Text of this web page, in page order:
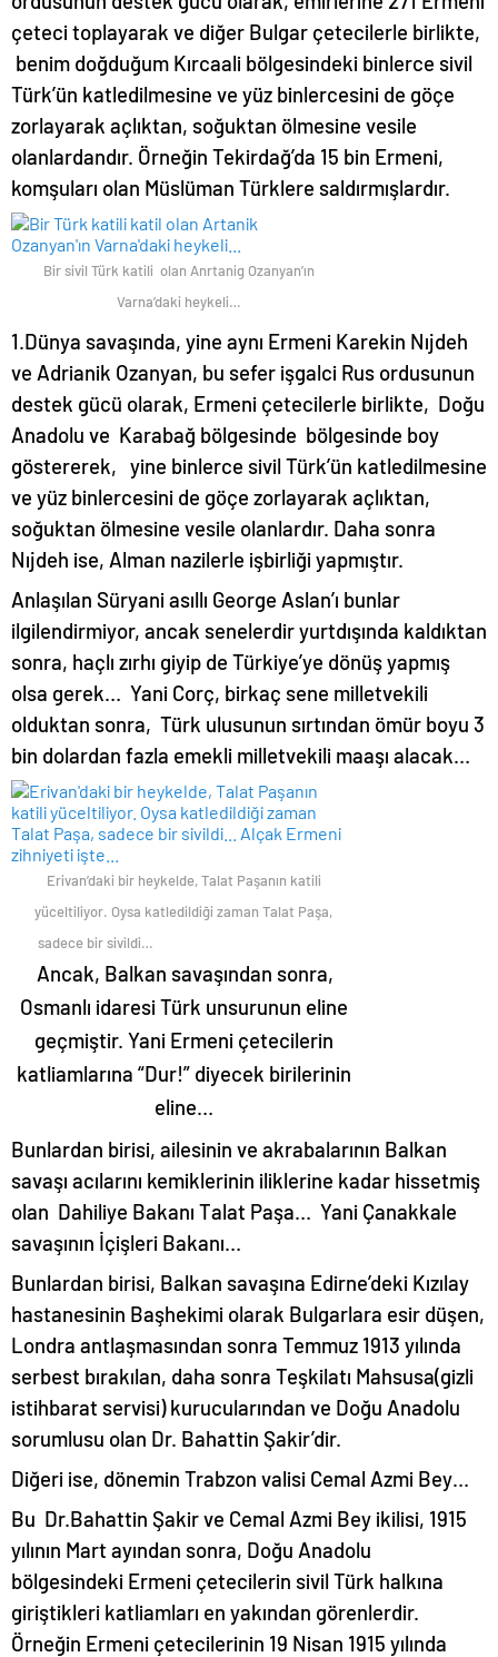
çeteci toplayarak ve diğer Bulgar çetecilerle birlikte,
benim doğduğum Kırcaali bölgesindeki binlerce sivil
Türk’ün katledilmesine ve yüz binlercesini de göçe
zorlayarak açlıktan, soğuktan ölmesine vesile
olanlardandır. Örneğin Tekirdağ’da 15 bin Ermeni,
komşuları olan Müslüman Türklere saldırmışlardır.
Bir sivil Türk katili olan Anrtanig Ozanyan’ın
Varna’daki heykeli…
1.Dünya savaşında, yine aynı Ermeni Karekin Nıjdeh
ve Adrianik Ozanyan, bu sefer işgalci Rus ordusunun
destek gücü olarak, Ermeni çetecilerle birlikte, Doğu
Anadolu ve Karabağ bölgesinde bölgesinde boy
göstererek, yine binlerce sivil Türk’ün katledilmesine
ve yüz binlercesini de göçe zorlayarak açlıktan,
soğuktan ölmesine vesile olanlardır. Daha sonra
Nıjdeh ise, Alman nazilerle işbirliği yapmıştır.
Anlaşılan Süryani asıllı George Aslan’ı bunlar
ilgilendirmiyor, ancak senelerdir yurtdışında kaldıktan
sonra, haçlı zırhı giyip de Türkiye’ye dönüş yapmış
olsa gerek… Yani Corç, birkaç sene milletvekili
olduktan sonra, Türk ulusunun sırtından ömür boyu 3
bin dolardan fazla emekli milletvekili maaşı alacak…
Erivan’daki bir heykelde, Talat Paşanın katili
yüceltiliyor. Oysa katledildiği zaman Talat Paşa,
sadece bir sivildi…
Ancak, Balkan savaşından sonra,
Osmanlı idaresi Türk unsurunun eline
geçmiştir. Yani Ermeni çetecilerin
katliamlarına “Dur!” diyecek birilerinin
eline…
Bunlardan birisi, ailesinin ve akrabalarının Balkan
savaşı acılarını kemiklerinin iliklerine kadar hissetmiş
olan Dahiliye Bakanı Talat Paşa… Yani Çanakkale
savaşının İçişleri Bakanı…
Bunlardan birisi, Balkan savaşına Edirne’deki Kızılay
hastanesinin Başhekimi olarak Bulgarlara esir düşen,
Londra antlaşmasından sonra Temmuz 1913 yılında
serbest bırakılan, daha sonra Teşkilatı Mahsusa(gizli
istihbarat servisi) kurucularından ve Doğu Anadolu
sorumlusu olan Dr. Bahattin Şakir’dir.
Diğeri ise, dönemin Trabzon valisi Cemal Azmi Bey…
Bu Dr.Bahattin Şakir ve Cemal Azmi Bey ikilisi, 1915
yılının Mart ayından sonra, Doğu Anadolu
bölgesindeki Ermeni çetecilerin sivil Türk halkına
giriştikleri katliamları en yakından görenlerdir.
Örneğin Ermeni çetecilerinin 19 Nisan 1915 yılında